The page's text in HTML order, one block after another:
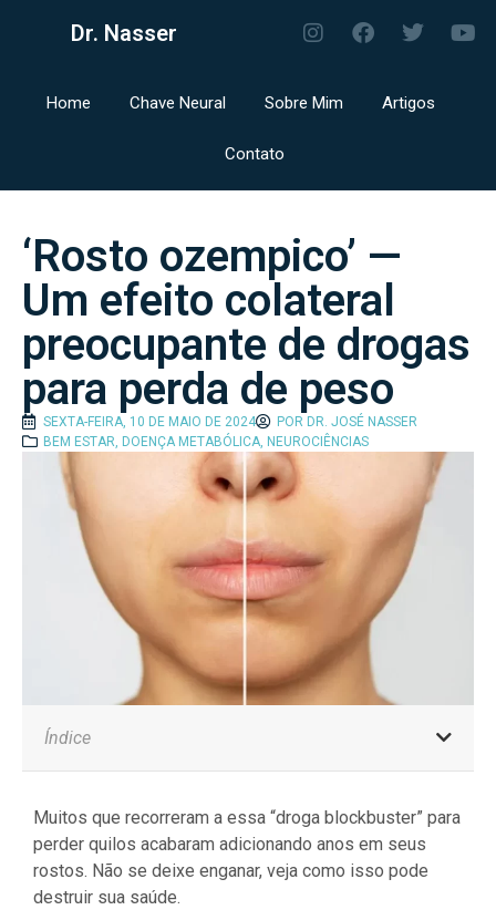
Dr. Nasser
Home Chave Neural Sobre Mim Artigos
Contato
‘Rosto ozempico’ —
Um efeito colateral
preocupante de drogas
para perda de peso
SEXTA-FEIRA, 10 DE MAIO DE 2024 POR DR. JOSÉ NASSER
BEM ESTAR, DOENÇA METABÓLICA, NEUROCIÊNCIAS
Índice
Muitos que recorreram a essa “droga blockbuster” para
perder quilos acabaram adicionando anos em seus
rostos. Não se deixe enganar, veja como isso pode
destruir sua saúde.